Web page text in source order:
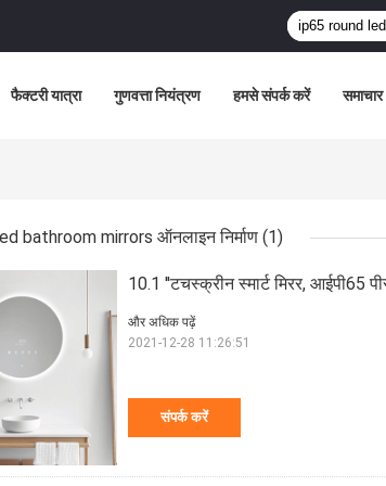
फैक्टरी यात्रा गुणवत्ता नियंत्रण हमसे संपर्क करें समाचार
bathroom mirrors ऑनलाइन निर्माण (1)
10.1 ''टचस्क्रीन स्मार्ट मिरर, आईपी65
संपर्क करें
और अधिक पढ़ें
2021-12-28 11:26:51